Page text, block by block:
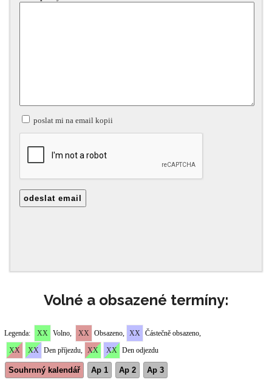
Volné a obsazené termíny: